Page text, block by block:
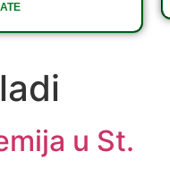
u St.